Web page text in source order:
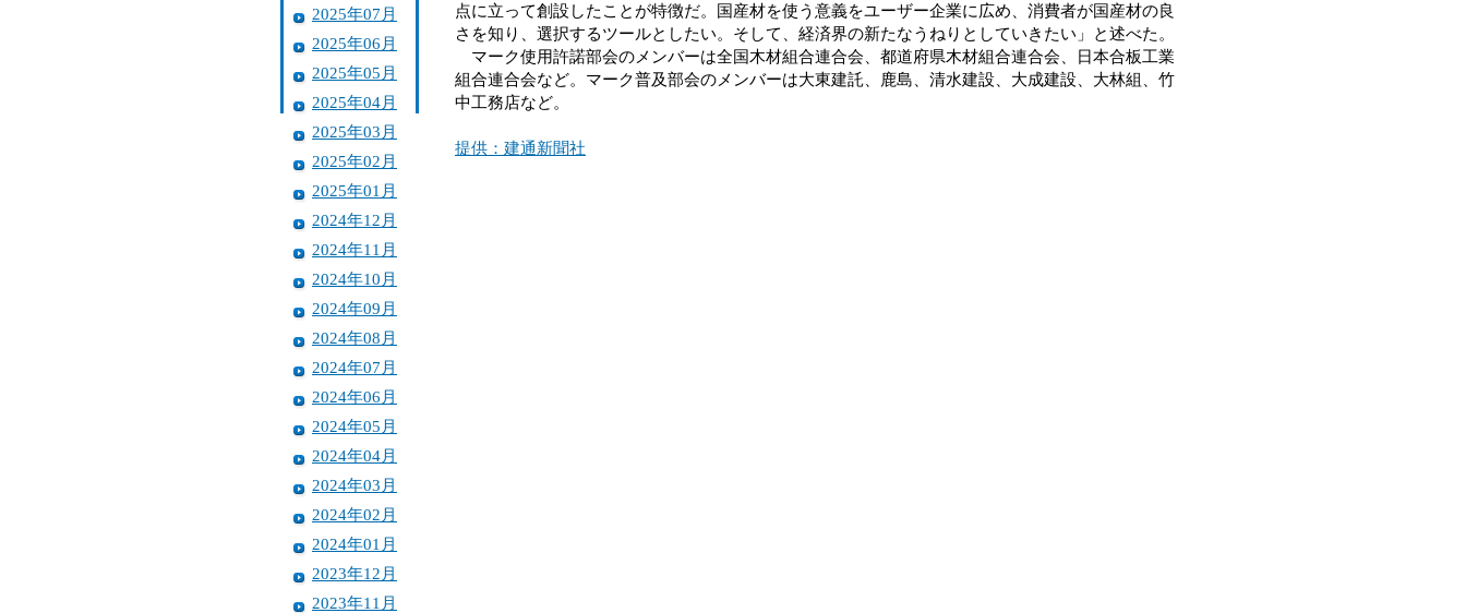
2025年07月
2025年06月
2025年05月
2025年04月
2025年03月
2025年02月
2025年01月
2024年12月
2024年11月
2024年10月
2024年09月
2024年08月
2024年07月
2024年06月
2024年05月
2024年04月
2024年03月
2024年02月
2024年01月
2023年12月
2023年11月
点に立って創設したことが特徴だ。国産材を使う意義をユーザー企業に広め、消費者が国産材の良
さを知り、選択するツールとしたい。そして、経済界の新たなうねりとしていきたい」と述べた。
マーク使用許諾部会のメンバーは全国木材組合連合会、都道府県木材組合連合会、日本合板工業
組合連合会など。マーク普及部会のメンバーは大東建託、鹿島、清水建設、大成建設、大林組、竹
中工務店など。
提供：建通新聞社